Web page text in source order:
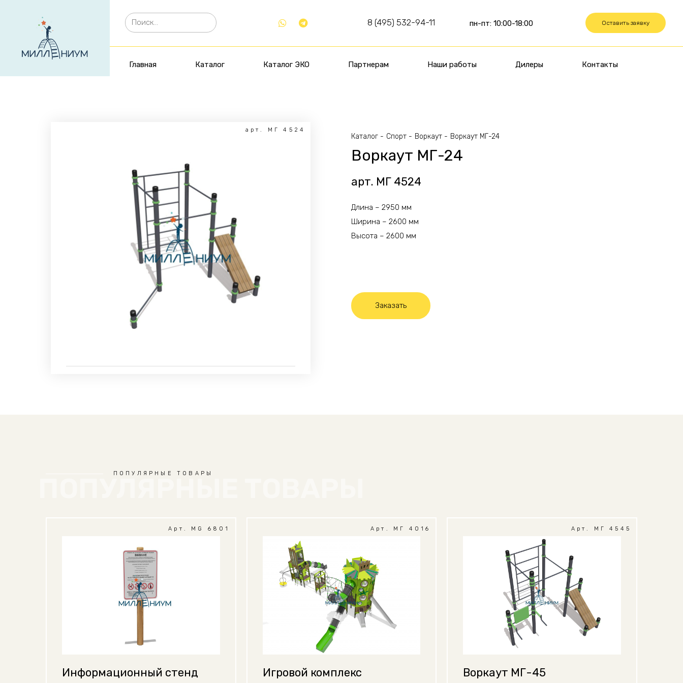
8 (495) 532-94-11 пн-пт: 10:00-18:00 Оставить заявку
Главная Каталог Каталог ЭКО Партнерам Наши работы Дилеры Контакты
арт. МГ 4524
Каталог Спорт Воркаут Воркаут МГ-24
Воркаут МГ-24
арт. МГ 4524
Длина – 2950 мм
Ширина – 2600 мм
Высота – 2600 мм
Заказать
ПОПУЛЯРНЫЕ ТОВАРЫ
Арт. MG 6801
Информационный стенд
Арт. МГ 4016
Игровой комплекс
Арт. МГ 4545
Воркаут МГ-45